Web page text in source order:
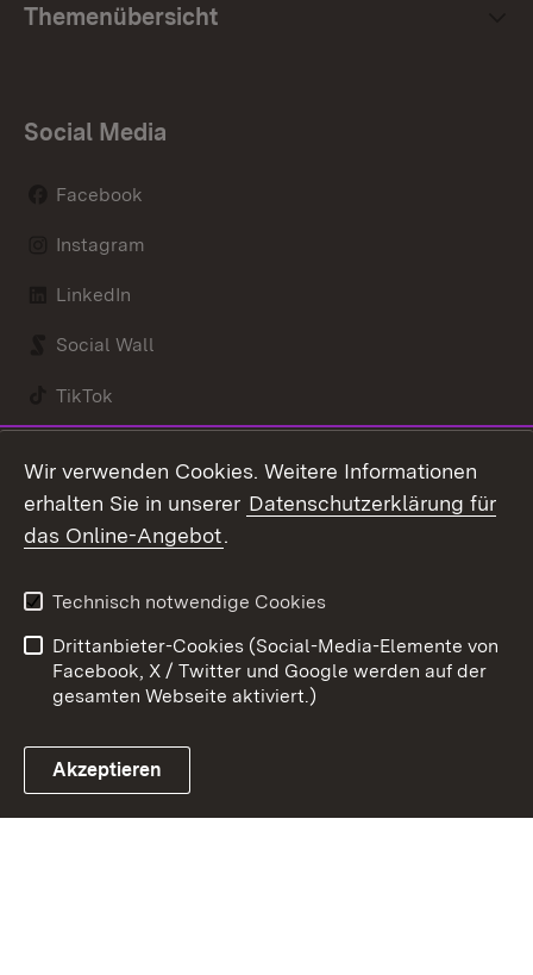
Themenübersicht
Social Media
Facebook
Instagram
LinkedIn
Social Wall
TikTok
Link zum Landesportal
Kontakt
Barrierefreiheit
Impressum
Cookies
Wir verwenden Cookies. Weitere Informationen
erhalten Sie in unserer Datenschutzerklärung für
das Online-Angebot.
Technisch notwendige Cookies
Drittanbieter-Cookies (Social-Media-Elemente von
Facebook, X / Twitter und Google werden auf der
gesamten Webseite aktiviert.)
Akzeptieren